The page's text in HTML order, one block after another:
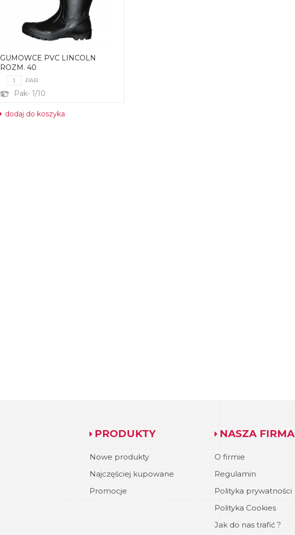
GUMOWCE PVC LINCOLN
ROZM. 40
PAR
Pak- 1/10
dodaj do koszyka
PRODUKTY
Nowe produkty
Najczęściej kupowane
Promocje
NASZA FIRMA
O firmie
Regulamin
Polityka prywatności
Polityka Cookies
Jak do nas trafić ?